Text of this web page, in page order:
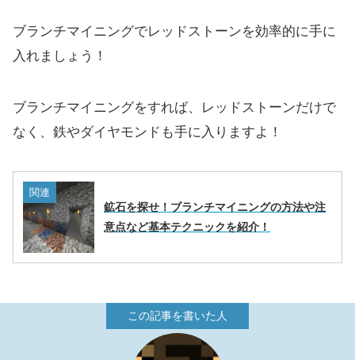
ブランチマイニングでレッドストーンを効率的に手に
入れましょう！
ブランチマイニングをすれば、レッドストーンだけで
なく、鉄やダイヤモンドも手に入りますよ！
関連
鉱石を探せ！ブランチマイニングの方法や注
意点など基本テクニックを紹介！